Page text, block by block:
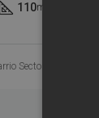
110m²
Sector Sur)